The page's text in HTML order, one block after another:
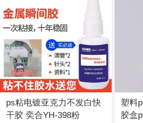
ps粘电镀亚克力不发白快
干胶 奕合YH-398粉
塑料
胶盒